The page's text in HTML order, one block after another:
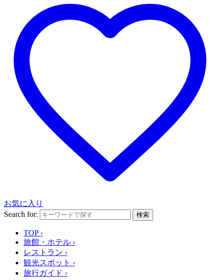
お気に入り
Search for:
検索
TOP ›
旅館・ホテル ›
レストラン ›
観光スポット ›
旅行ガイド ›